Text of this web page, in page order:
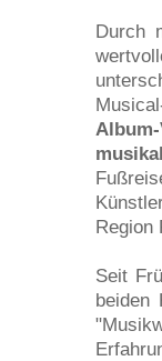
Durch
Region
Seit
beiden